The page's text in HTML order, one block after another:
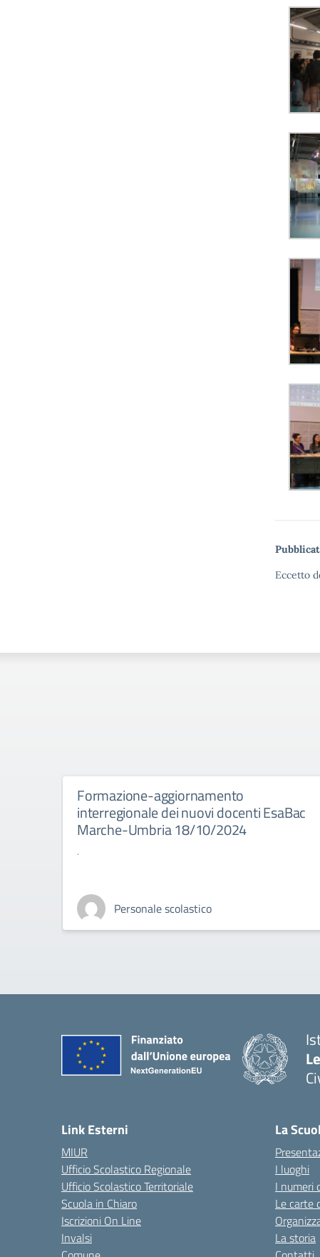
Eccetto
Formazione-aggiornamento
interregionale dei nuovi docenti EsaBac
Marche-Umbria 18/10/2024
.
Personale scolastico
Link Esterni
MIUR
Ufficio Scolastico Regionale
Ufficio Scolastico Territoriale
Scuola in Chiaro
Iscrizioni On Line
Invalsi
La
I luoghi
I numeri
Le carte
La storia